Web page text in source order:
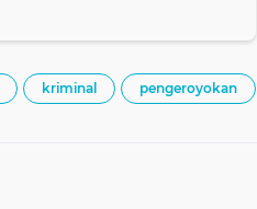
kriminal pengeroyokan